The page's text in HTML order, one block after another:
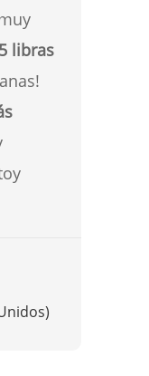
libras